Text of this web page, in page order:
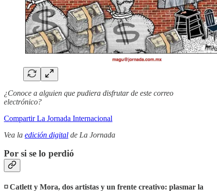
¿Conoce a alguien que pudiera disfrutar de este correo
electrónico?
Compartir La Jornada Internacional
Vea la edición digital de La Jornada
Por si se lo perdió
◽️ Catlett y Mora, dos artistas y un frente creativo: plasmar la